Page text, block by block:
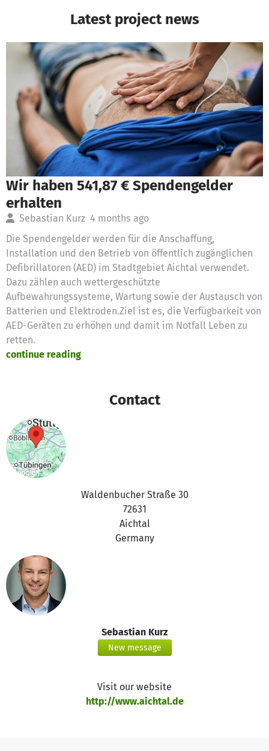
Latest project news
Wir haben 541,87 € Spendengelder
erhalten
Sebastian Kurz 4 months ago
Die Spendengelder werden für die Anschaffung,
Installation und den Betrieb von öffentlich zugänglichen
Defibrillatoren (AED) im Stadtgebiet Aichtal verwendet.
Dazu zählen auch wettergeschützte
Aufbewahrungssysteme, Wartung sowie der Austausch von
Batterien und Elektroden.Ziel ist es, die Verfügbarkeit von
AED-Geräten zu erhöhen und damit im Notfall Leben zu
retten.
continue reading
Contact
Waldenbucher Straße 30
72631
Aichtal
Germany
Sebastian Kurz
New message
Visit our website
http://www.aichtal.de